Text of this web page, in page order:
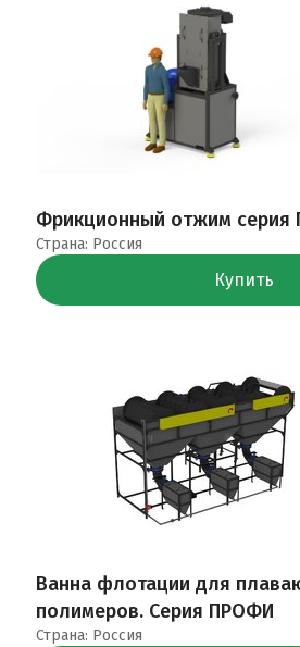
Фрикционный отжим
Страна: Россия
Купить
Ванна флотации для
полимеров. Серия ПРОФИ
Страна: Россия